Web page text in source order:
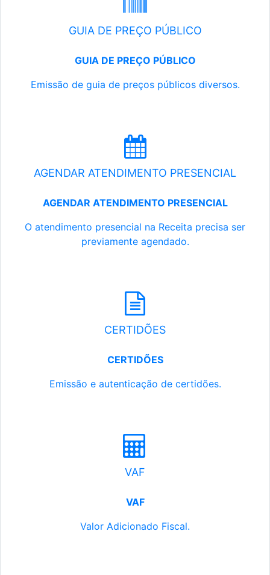
GUIA DE PREÇO PÚBLICO
GUIA DE PREÇO PÚBLICO
Emissão de guia de preços públicos diversos.
AGENDAR ATENDIMENTO PRESENCIAL
AGENDAR ATENDIMENTO PRESENCIAL
O atendimento presencial na Receita precisa ser
previamente agendado.
CERTIDÕES
CERTIDÕES
Emissão e autenticação de certidões.
VAF
VAF
Valor Adicionado Fiscal.